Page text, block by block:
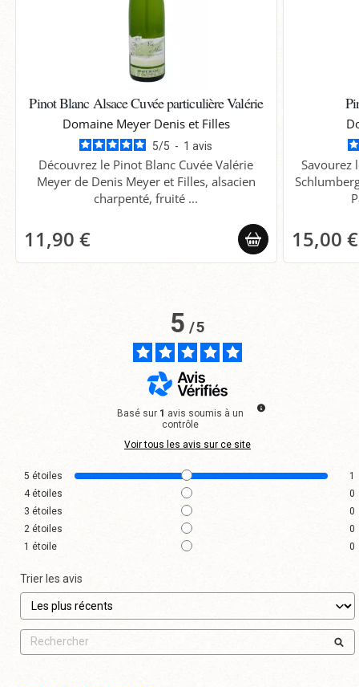
Pinot Blanc Alsace Cuvée particulière Valérie
Domaine Meyer Denis et Filles
5/5 - 1avis
Découvrez le Pinot Blanc Cuvée Valérie
Meyer de Denis Meyer et Filles, alsacien
charpenté, fruité ...
11,90 €
Savourez
15,00 €
5/5
Basé sur 1 avis soumis à un
contrôle
Voir tous les avis sur ce site
5 étoiles
1
4étoiles
0
3 étoiles
0
2 étoiles
0
1 étoile 0
Trier les avis